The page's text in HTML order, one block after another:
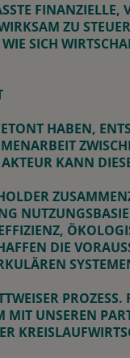
ZU
SICH
HABEN,
KANN
DIE
UNSEREN